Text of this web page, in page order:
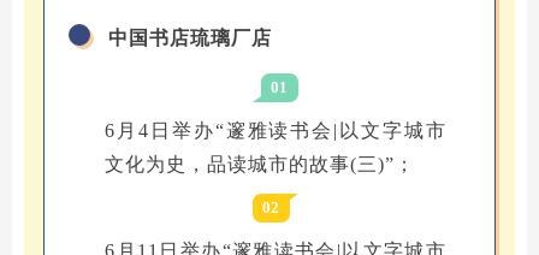
中国书店琉璃厂店
01
6月4日举办“邃雅读书会|以文字城市
文化为史，品读城市的故事(三)”；
02
6月11日举办“邃雅读书会|以文字城市